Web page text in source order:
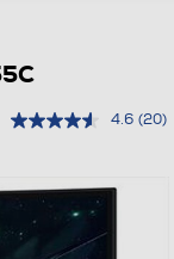
4.6 (20)